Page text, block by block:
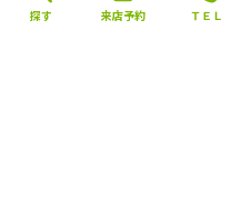
探す 来店予約 ＴＥＬ